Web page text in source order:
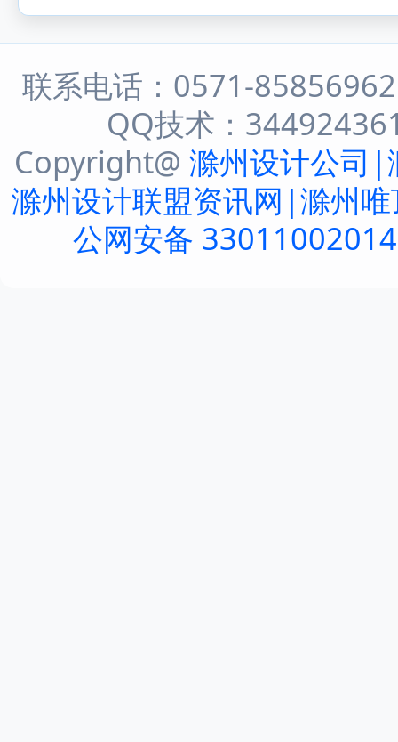
联系电话：0571-
QQ技术：
Copyright@ 滁州设计公司|
滁州设计联盟资讯网|滁州
公网安备